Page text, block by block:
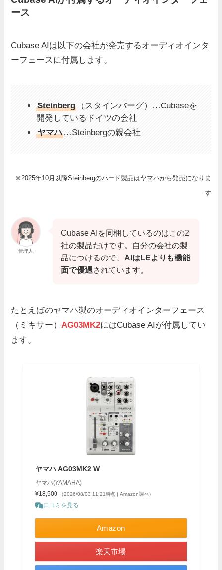
ース
Cubase AIは以下の会社が発売するオーディオインタ
ーフェースに付属します。
Steinberg
（スタインバーグ）…Cubaseを
開発しているドイツの会社
ヤマハ…Steinbergの親会社
※2025年10月以降Steinbergのハード製品はヤマハから発売になりま
す
管理人
Cubase AIを同梱しているのはこの2
社の製品だけです。自分の会社の製
品につけるので、 AIはLEよりも機能
面で優遇されています。
たとえばのヤマハ製のオーディオインターフェース
（ミキサー）AG03MK2にはCubase AIが付属してい
ます。
ヤマハ AG03MK2 W
ヤマハ(YAMAHA)
¥18,500
（2026/08/03 11:21時点 | Amazon調べ）
口コミを見る
Amazon
楽天市場